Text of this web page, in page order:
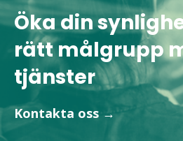
Öka din
rätt målgrupp
tjänster
Kontakta oss →